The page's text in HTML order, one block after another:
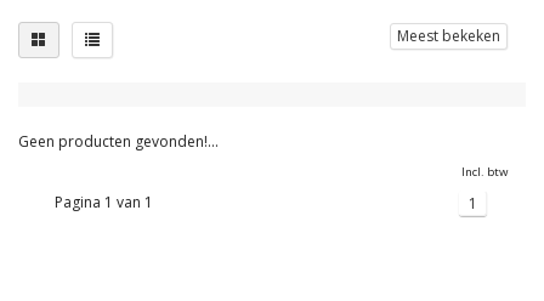
Meest bekeken
Geen producten gevonden!...
Incl. btw
Pagina 1 van 1 1